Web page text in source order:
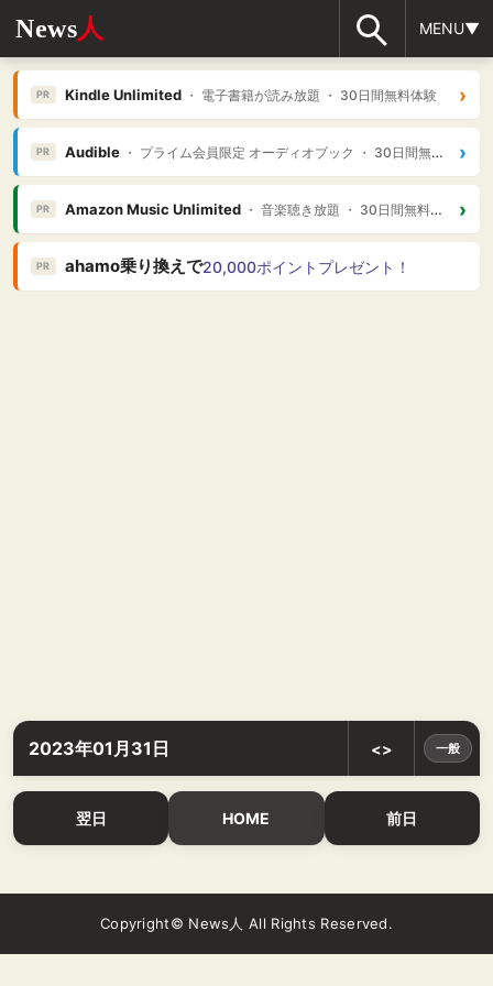
News人 MENU▼
PR Kindle Unlimited・ 電子書籍が読み放題 ・ 30日間無料体験 ›
PR Audible・ プライム会員限定 オーディオブック ・ 30日間無料体験 ›
PR Amazon Music Unlimited・ 音楽聴き放題 ・ 30日間無料体験 ›
PR ahamo乗り換えで20,000ポイントプレゼント！
2023年01月31日 <> 一般
翌日 HOME 前日
Copyright© News人 All Rights Reserved.